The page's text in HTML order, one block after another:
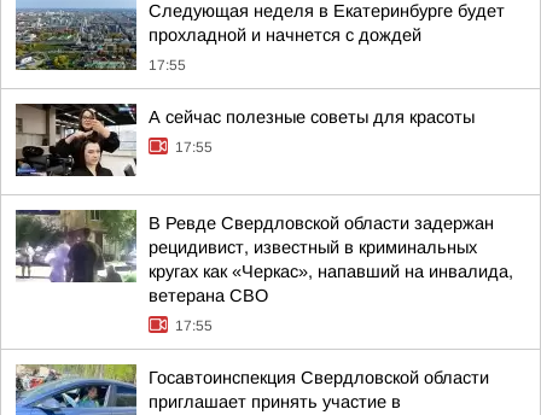
Следующая неделя в Екатеринбурге будет
прохладной и начнется с дождей
17:55
А сейчас полезные советы для красоты
17:55
В Ревде Свердловской области задержан
рецидивист, известный в криминальных
кругах как «Черкас», напавший на инвалида,
ветерана СВО
17:55
Госавтоинспекция Свердловской области
приглашает принять участие в